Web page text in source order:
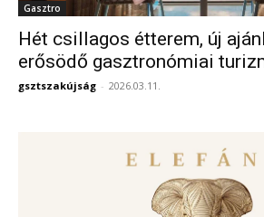
Gasztro
Hét csillagos étterem, új
erősödő gasztronómiai
gsztszakújság - 2026.03.11.